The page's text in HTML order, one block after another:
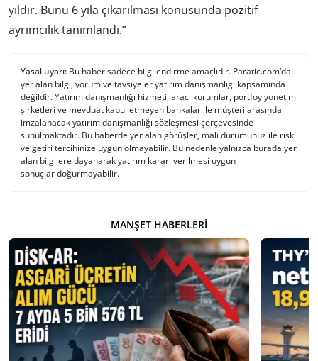
yıldır. Bunu 6 yıla çıkarılması konusunda pozitif
ayrımcılık tanımlandı.”
Yasal uyarı: Bu haber sadece bilgilendirme amaçlıdır. Paratic.com’da
yer alan bilgi, yorum ve tavsiyeler yatırım danışmanlığı kapsamında
değildir. Yatırım danışmanlığı hizmeti, aracı kurumlar, portföy yönetim
şirketleri ve mevduat kabul etmeyen bankalar ile müşteri arasında
imzalanacak yatırım danışmanlığı sözleşmesi çerçevesinde
sunulmaktadır. Bu haberde yer alan görüşler, mali durumunuz ile risk
ve getiri tercihinize uygun olmayabilir. Bu nedenle yalnızca burada yer
alan bilgilere dayanarak yatırım kararı verilmesi uygun
sonuçlar doğurmayabilir.
MANŞET HABERLERI